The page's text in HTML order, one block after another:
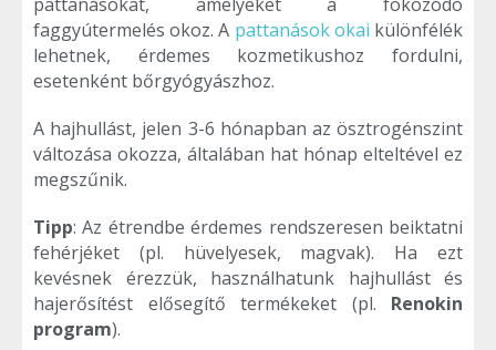
faggyútermelés okoz. A pattanások okai különfélék
lehetnek, érdemes kozmetikushoz fordulni,
esetenként bőrgyógyászhoz.
A hajhullást, jelen 3-6 hónapban az ösztrogénszint
változása okozza, általában hat hónap elteltével ez
megszűnik.
Tipp: Az étrendbe érdemes rendszeresen beiktatni
fehérjéket (pl. hüvelyesek, magvak). Ha ezt
kevésnek érezzük, használhatunk hajhullást és
hajerősítést elősegítő termékeket (pl. Renokin
program).